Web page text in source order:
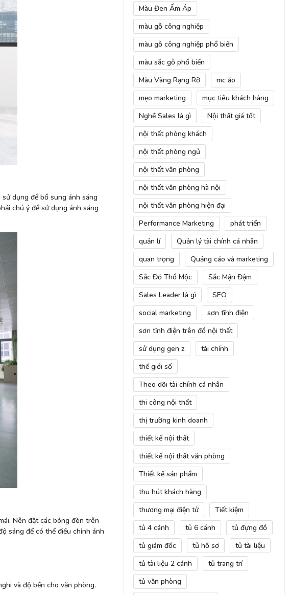
dụng để bổ sung ánh sáng
chú ý để sử dụng ánh sáng
Nên đặt các bóng đèn trên
sáng để có thể điều chỉnh ánh
và độ bền cho văn phòng.
Màu Đen Ấm Áp
màu gỗ công nghiệp
màu gỗ công nghiệp phổ biến
màu sắc gỗ phổ biến
Màu Vàng Rạng Rỡ
mc ảo
mẹo marketing
mục tiêu khách hàng
Nghề Sales là gì
Nội thất giá tốt
nội thất phòng khách
nội thất phòng ngủ
nội thất văn phòng
nội thất văn phòng hà nội
nội thất văn phòng hiện đại
Performance Marketing
phát triển
quản lí
Quản lý tài chính cá nhân
quan trọng
Quảng cáo và marketing
Sắc Đỏ Thổ Mộc
Sắc Mận Đậm
Sales Leader là gì
SEO
social marketing
sơn tĩnh điện
sơn tĩnh điện trên đồ nội thất
sử dụng gen z
tài chính
thế giới số
Theo dõi tài chính cá nhân
thi công nội thất
thị trường kinh doanh
thiết kế nội thất
thiết kế nội thất văn phòng
Thiết kế sản phẩm
thu hút khách hàng
thương mại điện tử
Tiết kiệm
tủ 4 cánh
tủ 6 cánh
tủ đựng đồ
tủ giám đốc
tủ hồ sơ
tủ tài liệu
tủ tài liệu 2 cánh
tủ trang trí
tủ văn phòng